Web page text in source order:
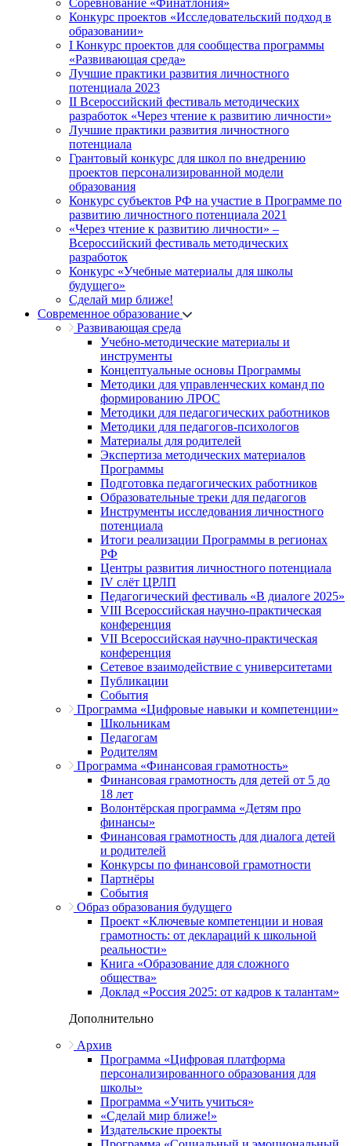
Соревнование «Финатлония»
Конкурс проектов «Исследовательский подход в
образовании»
I Конкурс проектов для сообщества программы
«Развивающая среда»
Лучшие практики развития личностного
потенциала 2023
II Всероссийский фестиваль методических
разработок «Через чтение к развитию личности»
Лучшие практики развития личностного
потенциала
Грантовый конкурс для школ по внедрению
проектов персонализированной модели
образования
Конкурс субъектов РФ на участие в Программе по
развитию личностного потенциала 2021
«Через чтение к развитию личности» –
Всероссийский фестиваль методических
разработок
Конкурс «Учебные материалы для школы
будущего»
Сделай мир ближе!
Современное образование
Развивающая среда
Учебно-методические материалы и
инструменты
Концептуальные основы Программы
Методики для управленческих команд по
формированию ЛРОС
Методики для педагогических работников
Методики для педагогов-психологов
Материалы для родителей
Экспертиза методических материалов
Программы
Подготовка педагогических работников
Образовательные треки для педагогов
Инструменты исследования личностного
потенциала
Итоги реализации Программы в регионах
РФ
Центры развития личностного потенциала
IV слёт ЦРЛП
Педагогический фестиваль «В диалоге 2025»
VIII Всероссийская научно-практическая
конференция
VII Всероссийская научно-практическая
конференция
Сетевое взаимодействие с университетами
Публикации
События
Программа «Цифровые навыки и компетенции»
Школьникам
Педагогам
Родителям
Программа «Финансовая грамотность»
Финансовая грамотность для детей от 5 до
18 лет
Волонтёрская программа «Детям про
финансы»
Финансовая грамотность для диалога детей
и родителей
Конкурсы по финансовой грамотности
Партнёры
События
Образ образования будущего
Проект «Ключевые компетенции и новая
грамотность: от деклараций к школьной
реальности»
Книга «Образование для сложного
общества»
Доклад «Россия 2025: от кадров к талантам»
Дополнительно
Архив
Программа «Цифровая платформа
персонализированного образования для
школы»
Программа «Учить учиться»
«Сделай мир ближе!»
Издательские проекты